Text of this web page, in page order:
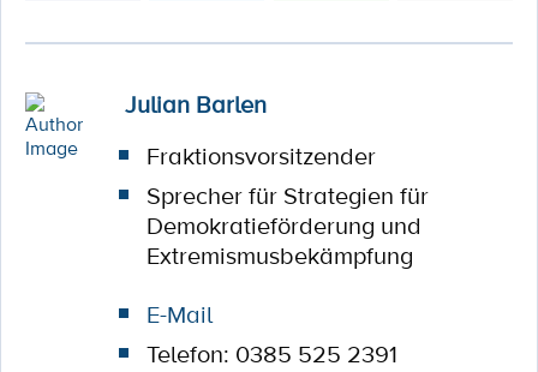
Julian Barlen
Fraktionsvorsitzender
Sprecher für Strategien für
Demokratieförderung und
Extremismusbekämpfung
E-Mail
Telefon: 0385 525 2391